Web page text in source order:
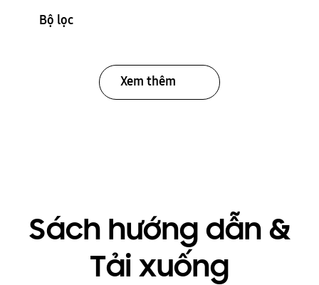
Bộ lọc
Xem thêm
Sách hướng dẫn &
Tải xuống